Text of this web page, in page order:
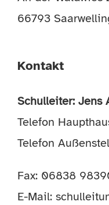
66793
Kontakt
Schulleiter: Jens
Telefon
Telefon
Fax: 06838
E-Mail: